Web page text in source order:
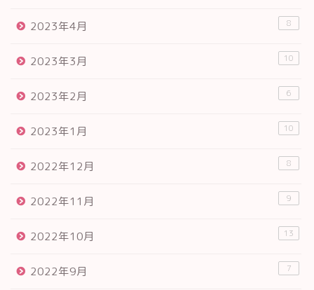
2023年4月 8
2023年3月 10
2023年2月 6
2023年1月 10
2022年12月 8
2022年11月 9
2022年10月 13
2022年9月 7